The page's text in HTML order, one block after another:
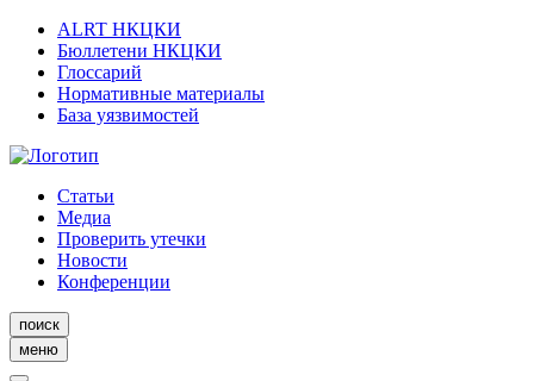
ALRT НКЦКИ
Бюллетени НКЦКИ
Глоссарий
Нормативные материалы
База уязвимостей
Статьи
Медиа
Проверить утечки
Новости
Конференции
поиск
меню